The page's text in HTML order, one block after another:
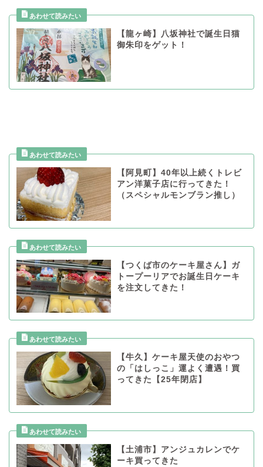
【龍ヶ崎】八坂神社で誕生日猫
御朱印をゲット！
【阿見町】40年以上続くトレビ
アン洋菓子店に行ってきた！
（スペシャルモンブラン推し）
【つくば市のケーキ屋さん】ガ
トープーリアでお誕生日ケーキ
を注文してきた！
【牛久】ケーキ屋天使のおやつ
の「はしっこ」運よく遭遇！買
ってきた【25年閉店】
【土浦市】アンジュカレンでケ
ーキ買ってきた